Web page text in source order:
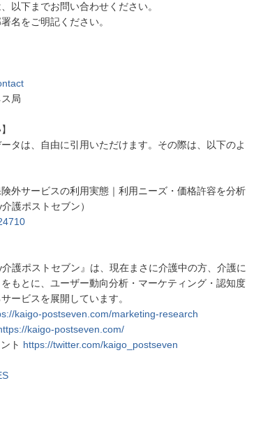
以下までお問い合わせください。
名をご明記ください。
局
タは、自由に引用いただけます。その際は、以下のよ
外サービスの利用実態｜利用ニーズ・価格許容を分析
護ポストセブン）
介護ポストセブン』は、現在まさに介護中の方、介護に
もとに、ユーザー動向分析・マーケティング・認知度
ービスを展開しています。
kaigo-postseven.com/marketing-research
kaigo-postseven.com/
ト https://twitter.com/kaigo_postseven